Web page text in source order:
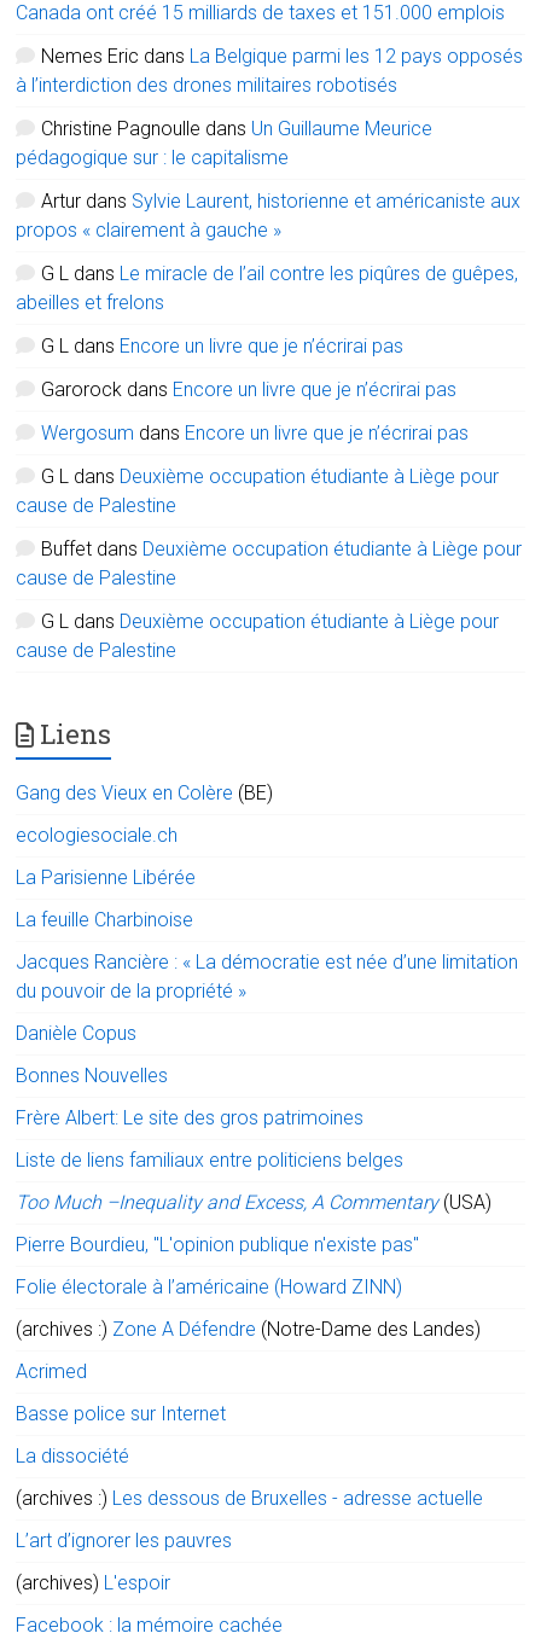
Canada ont créé 15 milliards de taxes et 151.000 emplois
Nemes Eric dans La Belgique parmi les 12 pays opposés
à l’interdiction des drones militaires robotisés
Christine Pagnoulle dans Un Guillaume Meurice
pédagogique sur : le capitalisme
Artur dans Sylvie Laurent, historienne et américaniste aux
propos « clairement à gauche »
G L dans Le miracle de l’ail contre les piqûres de guêpes,
abeilles et frelons
G L dans Encore un livre que je n’écrirai pas
Garorock dans Encore un livre que je n’écrirai pas
Wergosum dans Encore un livre que je n’écrirai pas
G L dans Deuxième occupation étudiante à Liège pour
cause de Palestine
Buffet dans Deuxième occupation étudiante à Liège pour
cause de Palestine
G L dans Deuxième occupation étudiante à Liège pour
cause de Palestine
Liens
Gang des Vieux en Colère (BE)
ecologiesociale.ch
La Parisienne Libérée
La feuille Charbinoise
Jacques Rancière : « La démocratie est née d’une limitation
du pouvoir de la propriété »
Danièle Copus
Bonnes Nouvelles
Frère Albert: Le site des gros patrimoines
Liste de liens familiaux entre politiciens belges
Too Much –Inequality and Excess, A Commentary (USA)
Pierre Bourdieu, "L'opinion publique n'existe pas"
Folie électorale à l’américaine (Howard ZINN)
(archives :) Zone A Défendre (Notre-Dame des Landes)
Acrimed
Basse police sur Internet
La dissociété
(archives :) Les dessous de Bruxelles - adresse actuelle
L’art d’ignorer les pauvres
(archives) L'espoir
Facebook : la mémoire cachée